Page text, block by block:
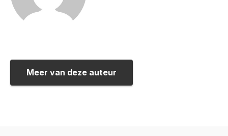
Meer van deze auteur